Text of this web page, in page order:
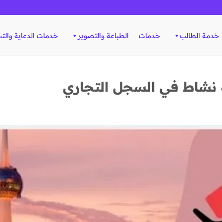
خدمة الطالب خدمات الطباعة والتصوير خدمات الدعاية